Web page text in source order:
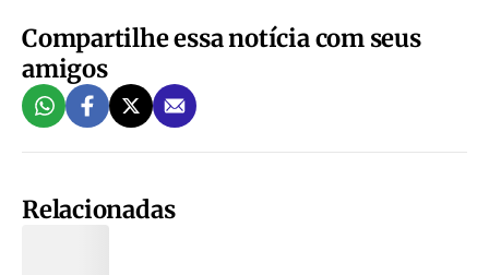
Compartilhe essa notícia com seus
amigos
Relacionadas